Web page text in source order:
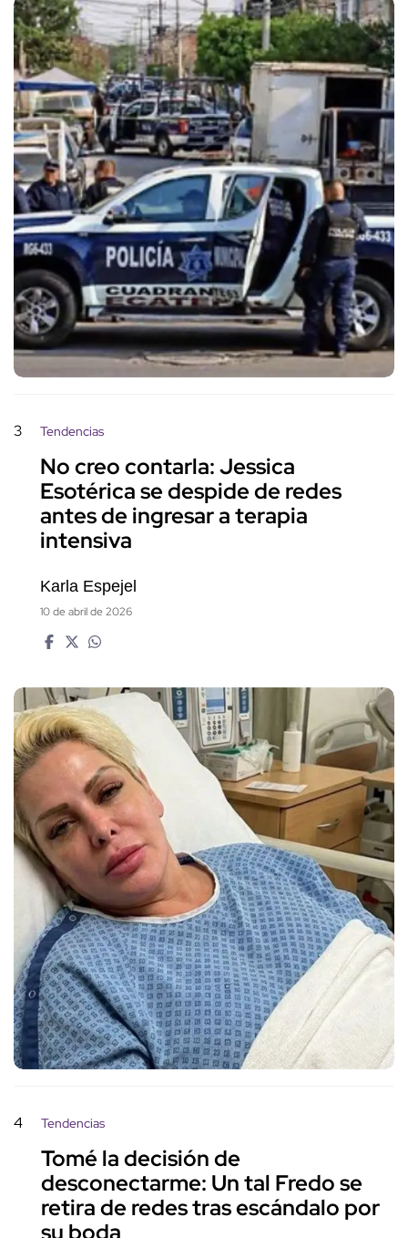
3 Tendencias
No creo contarla: Jessica
Esotérica se despide de redes
antes de ingresar a terapia
intensiva
Karla Espejel
10 de abril de 2026
4 Tendencias
Tomé la decisión de
desconectarme: Un tal Fredo se
retira de redes tras escándalo por
su boda